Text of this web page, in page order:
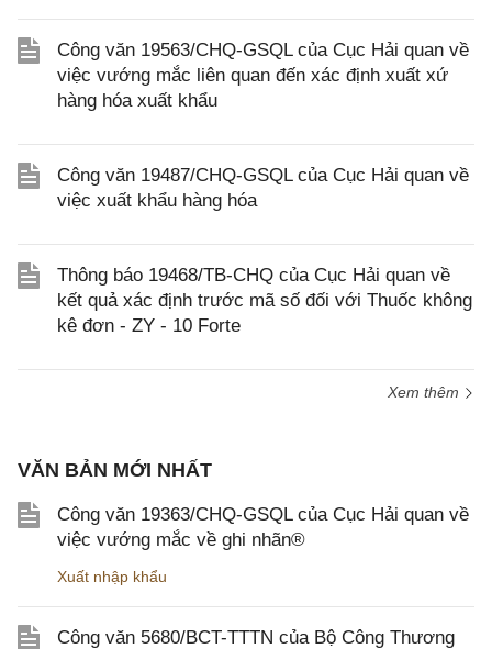
Công văn 19563/CHQ-GSQL của Cục Hải quan về
việc vướng mắc liên quan đến xác định xuất xứ
hàng hóa xuất khẩu
Công văn 19487/CHQ-GSQL của Cục Hải quan về
việc xuất khẩu hàng hóa
Thông báo 19468/TB-CHQ của Cục Hải quan về
kết quả xác định trước mã số đối với Thuốc không
kê đơn - ZY - 10 Forte
Xem thêm
VĂN BẢN MỚI NHẤT
Công văn 19363/CHQ-GSQL của Cục Hải quan về
việc vướng mắc về ghi nhãn®
Xuất nhập khẩu
Công văn 5680/BCT-TTTN của Bộ Công Thương